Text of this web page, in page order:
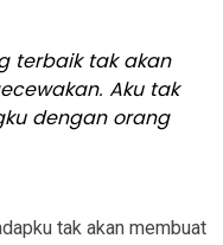
terbaik tak akan
Aku tak
dengan orang
tak akan membuat